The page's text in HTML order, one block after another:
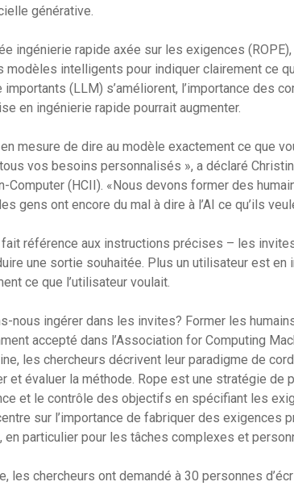
générative.
ingénierie rapide axée sur les exigences
intelligents pour indiquer clairement ce
(LLM) s’améliorent, l’importance des
en ingénierie rapide pourrait augmenter.
mesure de dire au modèle exactement ce que
vos besoins personnalisés », a déclaré
Computer (HCII). «Nous devons former des
gens ont encore du mal à dire à l’AI ce qu’ils
fait référence aux instructions précises – les
une sortie souhaitée. Plus un utilisateur est en
ce que l’utilisateur voulait.
nous ingérer dans les invites? Former les
accepté dans l’Association for Computing
les chercheurs décrivent leur paradigme de
et évaluer la méthode. Rope est une stratégie de
et le contrôle des objectifs en spécifiant les
sur l’importance de fabriquer des exigences
particulier pour les tâches complexes et
les chercheurs ont demandé à 30 personnes